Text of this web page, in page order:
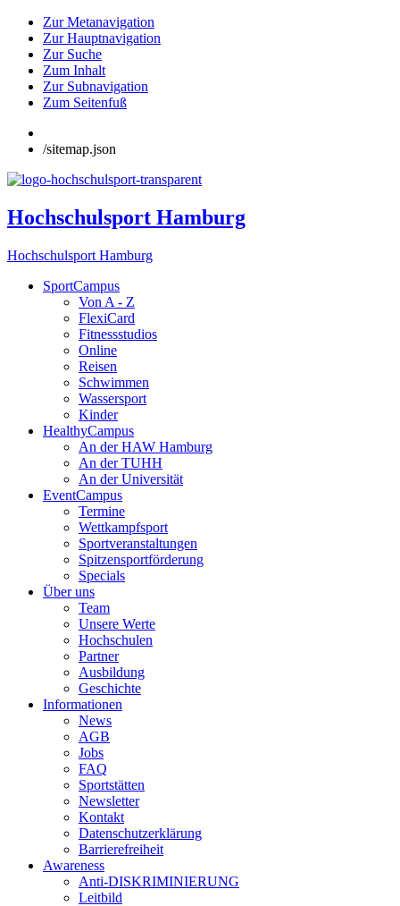
Zur Metanavigation
Zur Hauptnavigation
Zur Suche
Zum Inhalt
Zur Subnavigation
Zum Seitenfuß
/sitemap.json
Hochschulsport Hamburg
Hochschulsport Hamburg
SportCampus
Von A - Z
FlexiCard
Fitnessstudios
Online
Reisen
Schwimmen
Wassersport
Kinder
HealthyCampus
An der HAW Hamburg
An der TUHH
An der Universität
EventCampus
Termine
Wettkampfsport
Sportveranstaltungen
Spitzensportförderung
Specials
Über uns
Team
Unsere Werte
Hochschulen
Partner
Ausbildung
Geschichte
Informationen
News
AGB
Jobs
FAQ
Sportstätten
Newsletter
Kontakt
Datenschutzerklärung
Barrierefreiheit
Awareness
Anti-DISKRIMINIERUNG
Leitbild